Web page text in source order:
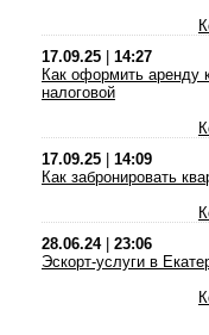
17.09.25
14:27
Как оформить аренду
налоговой
17.09.25
14:09
Как забронировать
28.06.24| 23:06
Эскорт-услуги в